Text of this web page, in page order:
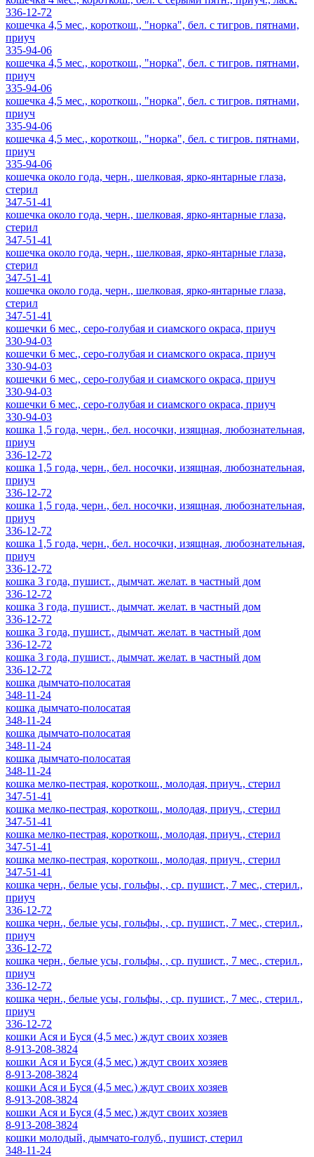
336-12-72
кошечка 4,5 мес., короткош., "норка", бел. с тигров. пятнами,
приуч
335-94-06
кошечка 4,5 мес., короткош., "норка", бел. с тигров. пятнами,
приуч
335-94-06
кошечка 4,5 мес., короткош., "норка", бел. с тигров. пятнами,
приуч
335-94-06
кошечка 4,5 мес., короткош., "норка", бел. с тигров. пятнами,
приуч
335-94-06
кошечка около года, черн., шелковая, ярко-янтарные глаза,
стерил
347-51-41
кошечка около года, черн., шелковая, ярко-янтарные глаза,
стерил
347-51-41
кошечка около года, черн., шелковая, ярко-янтарные глаза,
стерил
347-51-41
кошечка около года, черн., шелковая, ярко-янтарные глаза,
стерил
347-51-41
кошечки 6 мес., серо-голубая и сиамского окраса, приуч
330-94-03
кошечки 6 мес., серо-голубая и сиамского окраса, приуч
330-94-03
кошечки 6 мес., серо-голубая и сиамского окраса, приуч
330-94-03
кошечки 6 мес., серо-голубая и сиамского окраса, приуч
330-94-03
кошка 1,5 года, черн., бел. носочки, изящная, любознательная,
приуч
336-12-72
кошка 1,5 года, черн., бел. носочки, изящная, любознательная,
приуч
336-12-72
кошка 1,5 года, черн., бел. носочки, изящная, любознательная,
приуч
336-12-72
кошка 1,5 года, черн., бел. носочки, изящная, любознательная,
приуч
336-12-72
кошка 3 года, пушист., дымчат. желат. в частный дом
336-12-72
кошка 3 года, пушист., дымчат. желат. в частный дом
336-12-72
кошка 3 года, пушист., дымчат. желат. в частный дом
336-12-72
кошка 3 года, пушист., дымчат. желат. в частный дом
336-12-72
кошка дымчато-полосатая
348-11-24
кошка дымчато-полосатая
348-11-24
кошка дымчато-полосатая
348-11-24
кошка дымчато-полосатая
348-11-24
кошка мелко-пестрая, короткош., молодая, приуч., стерил
347-51-41
кошка мелко-пестрая, короткош., молодая, приуч., стерил
347-51-41
кошка мелко-пестрая, короткош., молодая, приуч., стерил
347-51-41
кошка мелко-пестрая, короткош., молодая, приуч., стерил
347-51-41
кошка черн., белые усы, гольфы, , ср. пушист., 7 мес., стерил.,
приуч
336-12-72
кошка черн., белые усы, гольфы, , ср. пушист., 7 мес., стерил.,
приуч
336-12-72
кошка черн., белые усы, гольфы, , ср. пушист., 7 мес., стерил.,
приуч
336-12-72
кошка черн., белые усы, гольфы, , ср. пушист., 7 мес., стерил.,
приуч
336-12-72
кошки Ася и Буся (4,5 мес.) ждут своих хозяев
8-913-208-3824
кошки Ася и Буся (4,5 мес.) ждут своих хозяев
8-913-208-3824
кошки Ася и Буся (4,5 мес.) ждут своих хозяев
8-913-208-3824
кошки Ася и Буся (4,5 мес.) ждут своих хозяев
8-913-208-3824
кошки молодый, дымчато-голуб., пушист, стерил
348-11-24